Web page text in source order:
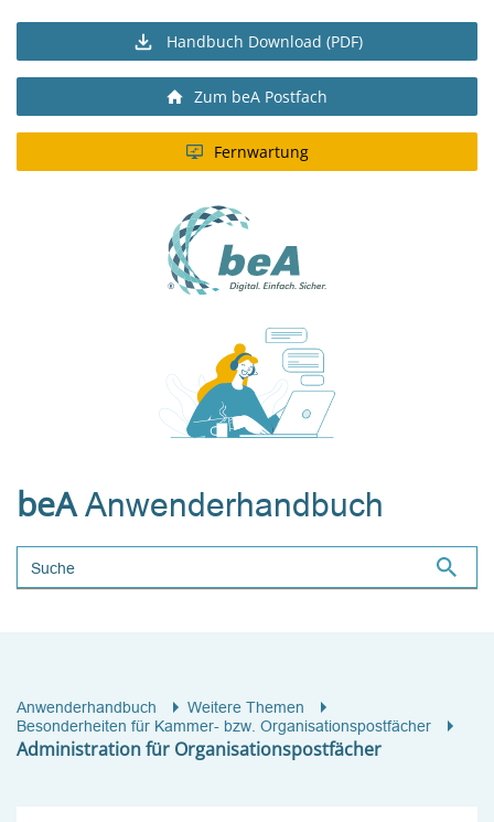
Handbuch Download (PDF)
Zum beA Postfach
Fernwartung
beAAnwenderhandbuch
Suchbegriff
Anwenderhandbuch
Weitere Themen
Besonderheiten für Kammer- bzw. Organisationspostfächer
Administration für Organisationspostfächer